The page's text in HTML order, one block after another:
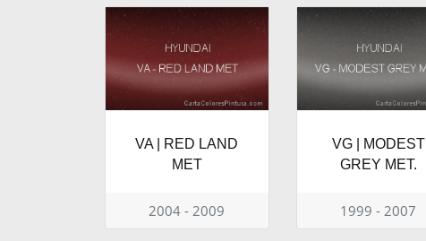
VA | RED LAND
MET
2004 - 2009
VG | MODEST
GREY MET.
1999 - 2007